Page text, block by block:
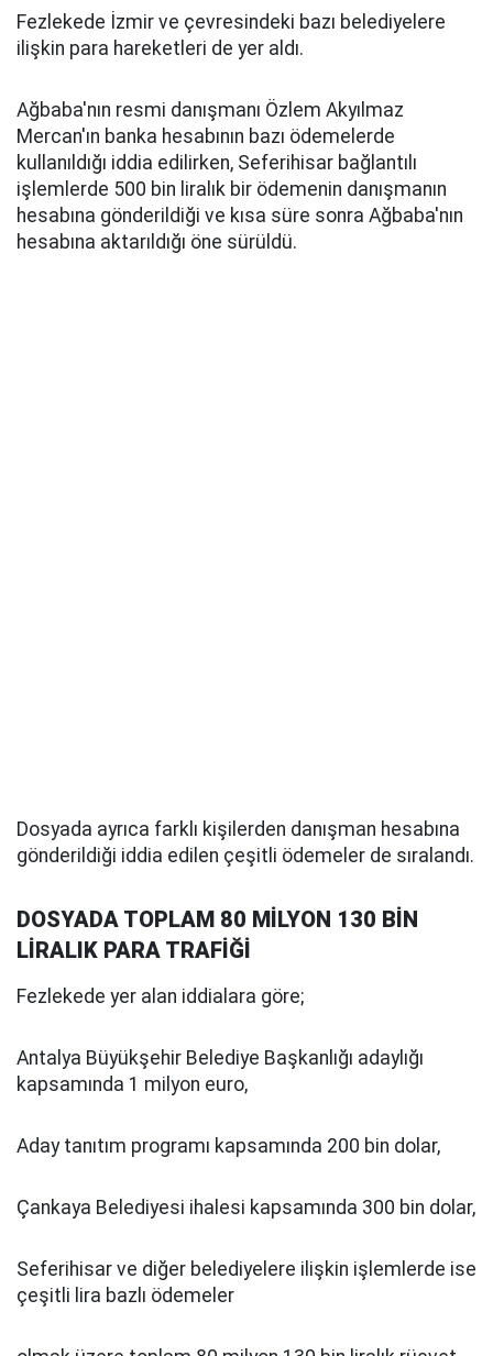
Fezlekede İzmir ve çevresindeki bazı belediyelere
ilişkin para hareketleri de yer aldı.
Ağbaba'nın resmi danışmanı Özlem Akyılmaz
Mercan'ın banka hesabının bazı ödemelerde
kullanıldığı iddia edilirken, Seferihisar bağlantılı
işlemlerde 500 bin liralık bir ödemenin danışmanın
hesabına gönderildiği ve kısa süre sonra Ağbaba'nın
hesabına aktarıldığı öne sürüldü.
Dosyada ayrıca farklı kişilerden danışman hesabına
gönderildiği iddia edilen çeşitli ödemeler de sıralandı.
DOSYADA TOPLAM 80 MİLYON 130 BİN
LİRALIK PARA TRAFİĞİ
Fezlekede yer alan iddialara göre;
Antalya Büyükşehir Belediye Başkanlığı adaylığı
kapsamında 1 milyon euro,
Aday tanıtım programı kapsamında 200 bin dolar,
Çankaya Belediyesi ihalesi kapsamında 300 bin dolar,
Seferihisar ve diğer belediyelere ilişkin işlemlerde ise
çeşitli lira bazlı ödemeler